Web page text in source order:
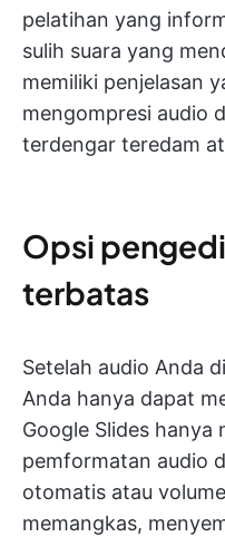
pelatihan yang
sulih suara yang
memiliki penjelasan
mengompresi audio
terdengar teredam
Opsi
terbatas
Setelah audio Anda
Anda hanya dapat
Google Slides hanya
pemformatan audio
otomatis atau volume
memangkas,